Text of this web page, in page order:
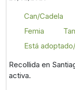
Can/Cadela
Femia
Está
Recollida en
activa.